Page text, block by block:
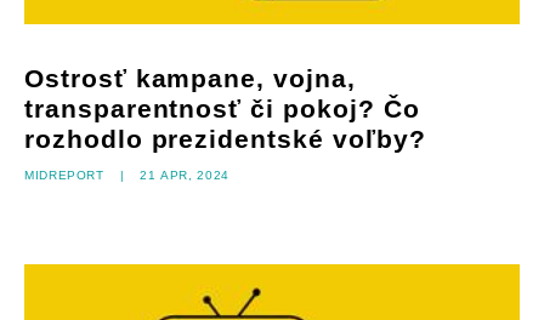
Ostrosť kampane, vojna,
transparentnosť či pokoj? Čo
rozhodlo prezidentské voľby?
Midreport | 21 apr, 2024